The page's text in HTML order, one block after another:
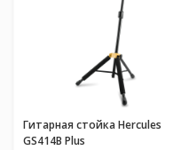
Гитарная стойка Hercules
GS414B Plus